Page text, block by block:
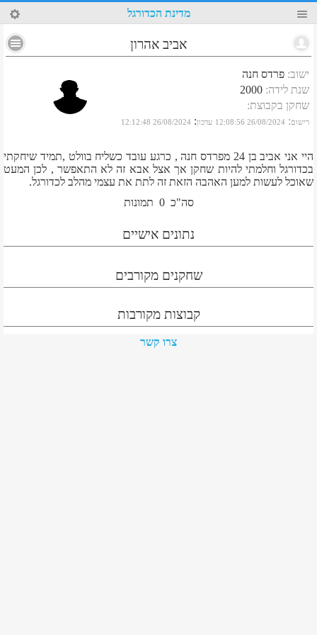
38 מדינת הכדורגל
אביב אהרון
ישוב: פרדס חנה
שנת לידה:
2000
שחקן בקבוצת:
רישום:
26/08/2024 12:08:56 עדכון:
26/08/2024 12:12:48
היי אני אביב בן 24 מפרדס חנה , כרגע עובד כשליח בוולט ,תמיד שיחקתי
בכדורגל וחלמתי להיות שחקן אך אצל אבא זה לא התאפשר , לכן המעט
שאוכל לעשות למען האהבה הזאת זה לתת את עצמי מהלב לכדורגל.
סה"כ 0 תמונות
נתונים אישיים
שחקנים מקורבים
קבוצות מקורבות
צרו קשר